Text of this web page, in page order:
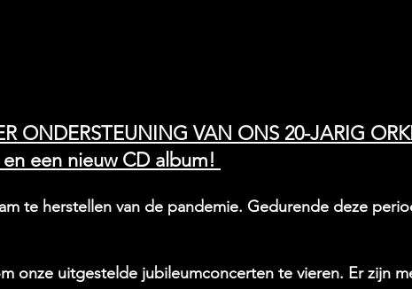
ONDERSTEUNING VAN ONS 20-JARIG
een nieuw CD album!
te herstellen van de pandemie. Gedurende deze
onze uitgestelde jubileumconcerten te vieren. Er zijn